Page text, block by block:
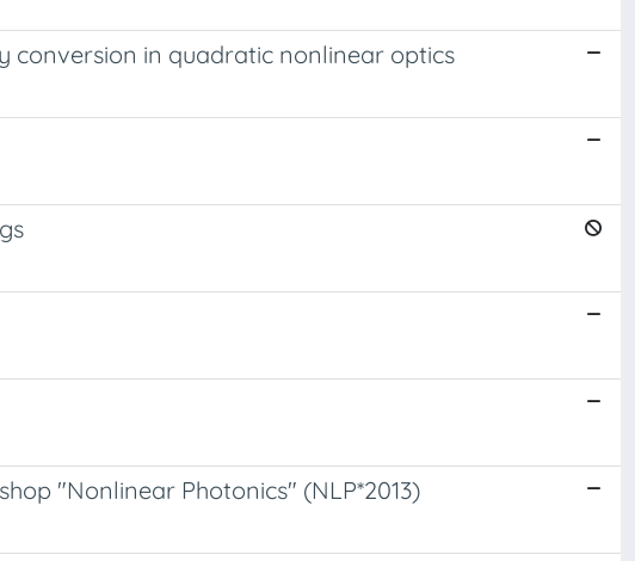
conversion in quadratic nonlinear optics
"Nonlinear Photonics" (NLP*2013)